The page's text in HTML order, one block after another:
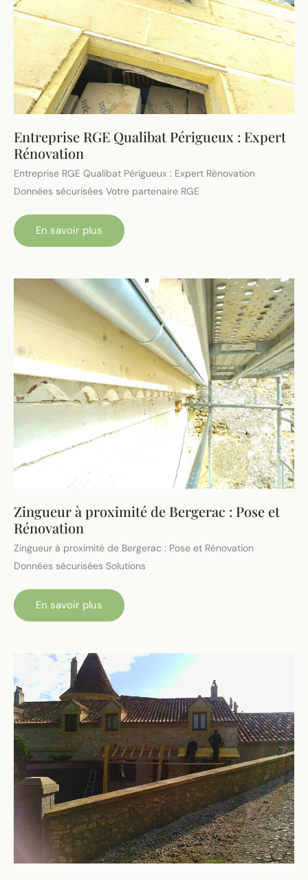
Entreprise RGE Qualibat Périgueux : Expert
Rénovation
Entreprise RGE Qualibat Périgueux : Expert Rénovation
Données sécurisées Votre partenaire RGE
Entreprise
Qualibat
Expert
Rénovation
En savoir plus
Zingueur à proximité de Bergerac : Pose et
Rénovation
Zingueur à proximité de Bergerac : Pose et Rénovation
Données sécurisées Solutions
Zingueur
proximité
Pose
Rénovation
En savoir plus